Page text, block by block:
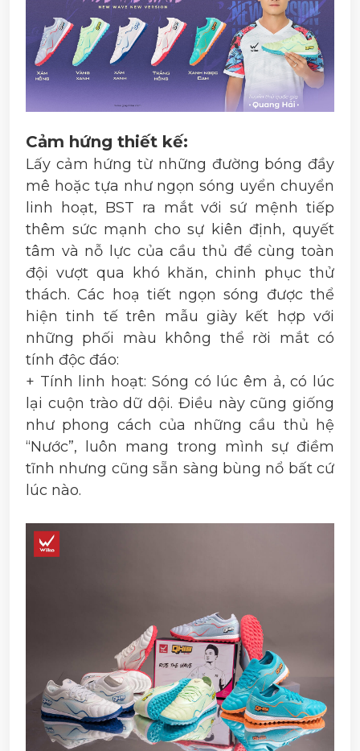
Cảm hứng thiết kế:
Lấy cảm hứng từ những đường bóng đầy
mê hoặc tựa như ngọn sóng uyển chuyển
linh hoạt, BST ra mắt với sứ mệnh tiếp
thêm sức mạnh cho sự kiên định, quyết
tâm và nỗ lực của cầu thủ để cùng toàn
đội vượt qua khó khăn, chinh phục thử
thách. Các hoạ tiết ngọn sóng được thể
hiện tinh tế trên mẫu giày kết hợp với
những phối màu không thể rời mắt có
tính độc đáo:
+ Tính linh hoạt: Sóng có lúc êm ả, có lúc
lại cuộn trào dữ dội. Điều này cũng giống
như phong cách của những cầu thủ hệ
“Nước”, luôn mang trong mình sự điềm
tĩnh nhưng cũng sẵn sàng bùng nổ bất cứ
lúc nào.